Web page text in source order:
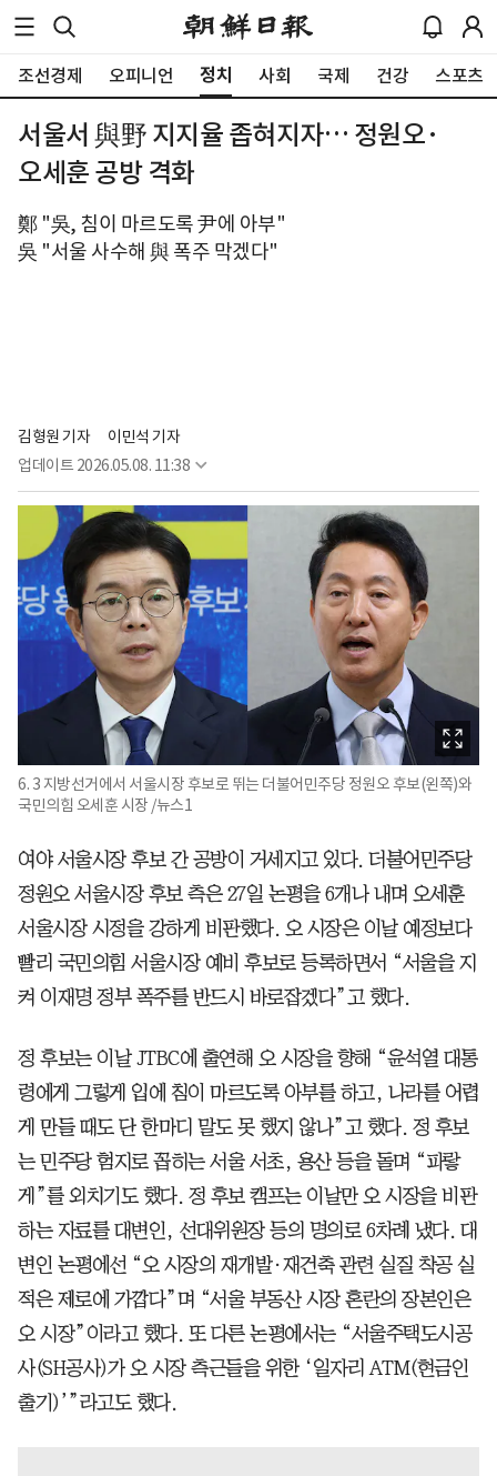
조선경제 오피니언 정치 사회 국제 건강 스포츠
서울서 與野 지지율 좁혀지자… 정원오·
오세훈 공방 격화
鄭 "吳, 침이 마르도록 尹에 아부"
吳 "서울 사수해 與 폭주 막겠다"
김형원 기자
이민석 기자
업데이트 2026.05.08. 11:38
6. 3 지방선거에서 서울시장 후보로 뛰는 더불어민주당 정원오 후보(왼쪽)와
국민의힘 오세훈 시장 /뉴스1
여야 서울시장 후보 간 공방이 거세지고 있다. 더불어민주당
정원오 서울시장 후보 측은 27일 논평을 6개나 내며 오세훈
서울시장 시정을 강하게 비판했다. 오 시장은 이날 예정보다
빨리 국민의힘 서울시장 예비 후보로 등록하면서 “서울을 지
켜 이재명 정부 폭주를 반드시 바로잡겠다”고 했다.
정 후보는 이날 JTBC에 출연해 오 시장을 향해 “윤석열 대통
령에게 그렇게 입에 침이 마르도록 아부를 하고, 나라를 어렵
게 만들 때도 단 한마디 말도 못 했지 않나”고 했다. 정 후보
는 민주당 험지로 꼽히는 서울 서초, 용산 등을 돌며 “파랗
게”를 외치기도 했다. 정 후보 캠프는 이날만 오 시장을 비판
하는 자료를 대변인, 선대위원장 등의 명의로 6차례 냈다. 대
변인 논평에선 “오 시장의 재개발·재건축 관련 실질 착공 실
적은 제로에 가깝다”며 “서울 부동산 시장 혼란의 장본인은
오 시장”이라고 했다. 또 다른 논평에서는 “서울주택도시공
사(SH공사)가 오 시장 측근들을 위한 ‘일자리 ATM(현금인
출기)’”라고도 했다.